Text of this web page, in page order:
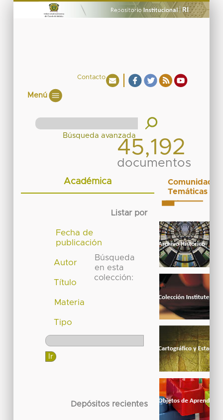
Contacto
Menú
45,192
documentos
Académica
Listar por
Fecha de
publicación
Autor
Título
Materia
Tipo
Búsqueda
en esta
colección:
Depósitos recientes
Comunidades
Temáticas